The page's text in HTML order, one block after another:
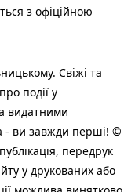
з офіційною
Свіжі та
події у
видатними
- ви завжди перші! ©
передрук
у друкованих або